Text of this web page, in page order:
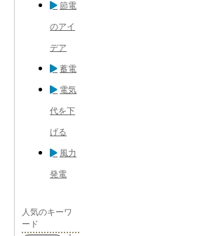
節電
のアイ
デア
蓄電
電気
代を下
げる
風力
発電
人気のキーワ
ード